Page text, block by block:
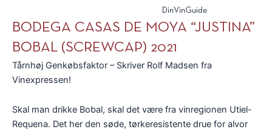
DinVinGuide
BODEGA CASAS DE MOYA “JUSTINA”
BOBAL (SCREWCAP) 2021
Tårnhøj Genkøbsfaktor – Skriver Rolf Madsen fra
Vinexpressen!
Skal man drikke Bobal, skal det være fra vinregionen Utiel-
Requena. Det her den søde, tørkeresistente drue for alvor